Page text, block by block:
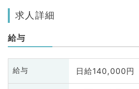
求人詳細
給与
給与 日給140,000円